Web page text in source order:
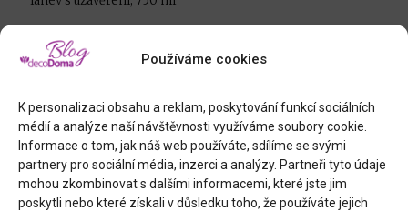
Používáme cookies
K personalizaci obsahu a reklam, poskytování funkcí sociálních
médií a analýze naší návštěvnosti využíváme soubory cookie.
Informace o tom, jak náš web používáte, sdílíme se svými
partnery pro sociální média, inzerci a analýzy. Partneři tyto údaje
mohou zkombinovat s dalšími informacemi, které jste jim
poskytli nebo které získali v důsledku toho, že používáte jejich